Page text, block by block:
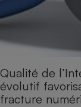
Qualité de
évolutif
fracture